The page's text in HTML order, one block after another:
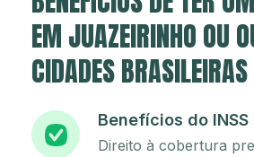
EM JUAZEIRINHO OU
CIDADES BRASILEIRAS
Benefícios do INSS
Direito à cobertura